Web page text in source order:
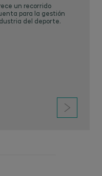
un recorrido
para la gestión
del deporte.